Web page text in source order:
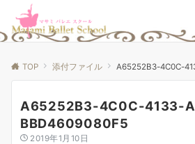
TOP 添付ファイル A65252B3-4C0C-
A65252B3-4C0C-4133-
BBD4609080F5
2019年1月10日